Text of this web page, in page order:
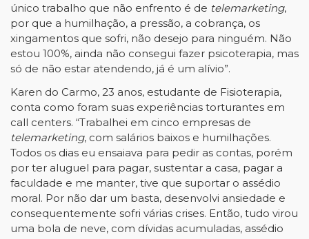
único trabalho que não enfrento é de telemarketing,
por que a humilhação, a pressão, a cobrança, os
xingamentos que sofri, não desejo para ninguém. Não
estou 100%, ainda não consegui fazer psicoterapia, mas
só de não estar atendendo, já é um alívio”.
Karen do Carmo, 23 anos, estudante de Fisioterapia,
conta como foram suas experiências torturantes em
call centers. “Trabalhei em cinco empresas de
telemarketing, com salários baixos e humilhações.
Todos os dias eu ensaiava para pedir as contas, porém
por ter aluguel para pagar, sustentar a casa, pagar a
faculdade e me manter, tive que suportar o assédio
moral. Por não dar um basta, desenvolvi ansiedade e
consequentemente sofri várias crises. Então, tudo virou
uma bola de neve, com dívidas acumuladas, assédio